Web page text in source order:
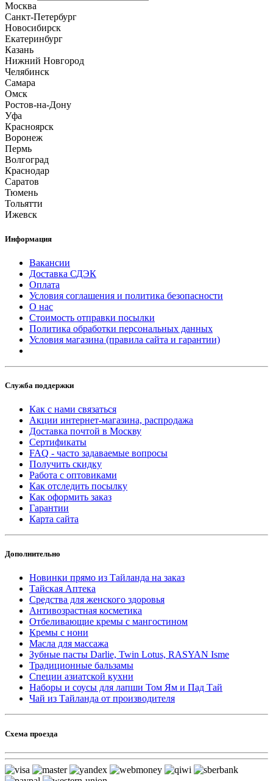
Москва
Санкт-Петербург
Новосибирск
Екатеринбург
Казань
Нижний Новгород
Челябинск
Самара
Омск
Ростов-на-Дону
Уфа
Красноярск
Воронеж
Пермь
Волгоград
Краснодар
Саратов
Тюмень
Тольятти
Ижевск
Информация
Вакансии
Доставка СДЭК
Оплата
Условия соглашения и политика безопасности
О нас
Стоимость отправки посылки
Политика обработки персональных данных
Условия магазина (правила сайта и гарантии)
Служба поддержки
Как с нами связаться
Акции интернет-магазина, распродажа
Доставка почтой в Москву
Сертификаты
FAQ - часто задаваемые вопросы
Получить скидку
Работа с оптовиками
Как отследить посылку
Как оформить заказ
Гарантии
Карта сайта
Дополнительно
Новинки прямо из Тайланда на заказ
Тайская Аптека
Средства для женского здоровья
Антивозрастная косметика
Отбеливающие кремы с мангостином
Кремы с нони
Масла для массажа
Зубные пасты Darlie, Twin Lotus, RASYAN Isme
Традиционные бальзамы
Специи азиатской кухни
Наборы и соусы для лапши Том Ям и Пад Тай
Чай из Тайланда от производителя
Схема проезда